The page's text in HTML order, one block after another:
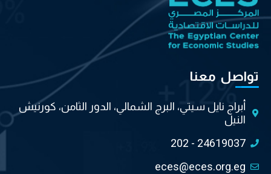
تواصل معنا
أبراج نايل سيتي، البرج الشمالي، الدور الثامن، كورنيش
النيل
202 - 24619037
eces@eces.org.eg